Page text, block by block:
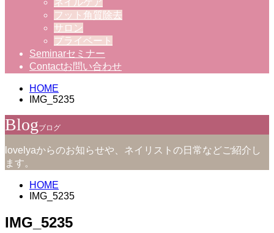
ネイルケア
フット角質除去
サロン
プライベート
Seminarセミナー
Contactお問い合わせ
HOME
IMG_5235
Blogブログ
lovelyaからのお知らせや、ネイリストの日常などご紹介し
ます。
HOME
IMG_5235
IMG_5235